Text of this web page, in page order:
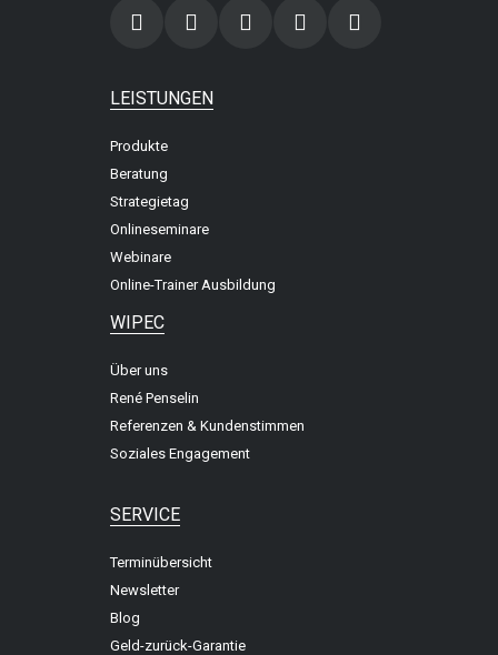
LEISTUNGEN
Produkte
Beratung
Strategietag
Onlineseminare
Webinare
Online-Trainer Ausbildung
WIPEC
Über uns
René Penselin
Referenzen & Kundenstimmen
Soziales Engagement
SERVICE
Terminübersicht
Newsletter
Blog
Geld-zurück-Garantie